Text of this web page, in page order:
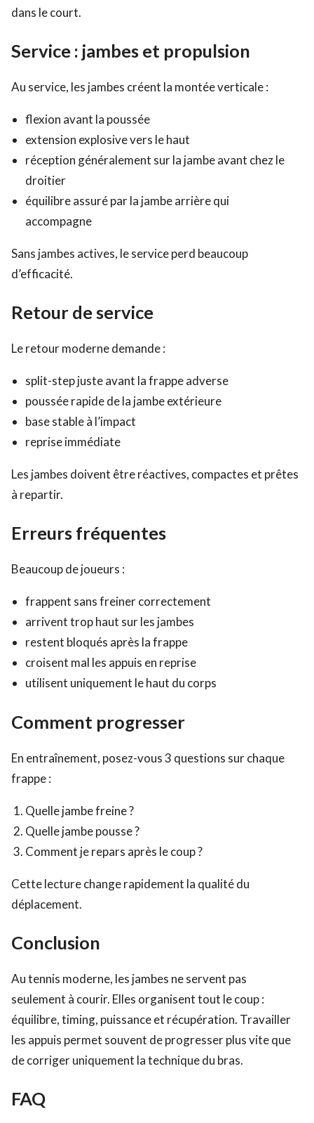
dans le court.
Service : jambes et propulsion
Au service, les jambes créent la montée verticale :
flexion avant la poussée
extension explosive vers le haut
réception généralement sur la jambe avant chez le
droitier
équilibre assuré par la jambe arrière qui
accompagne
Sans jambes actives, le service perd beaucoup
d’efficacité.
Retour de service
Le retour moderne demande :
split-step juste avant la frappe adverse
poussée rapide de la jambe extérieure
base stable à l’impact
reprise immédiate
Les jambes doivent être réactives, compactes et prêtes
à repartir.
Erreurs fréquentes
Beaucoup de joueurs :
frappent sans freiner correctement
arrivent trop haut sur les jambes
restent bloqués après la frappe
croisent mal les appuis en reprise
utilisent uniquement le haut du corps
Comment progresser
En entraînement, posez-vous 3 questions sur chaque
frappe :
Quelle jambe freine ?
Quelle jambe pousse ?
Comment je repars après le coup ?
Cette lecture change rapidement la qualité du
déplacement.
Conclusion
Au tennis moderne, les jambes ne servent pas
seulement à courir. Elles organisent tout le coup :
équilibre, timing, puissance et récupération. Travailler
les appuis permet souvent de progresser plus vite que
de corriger uniquement la technique du bras.
FAQ